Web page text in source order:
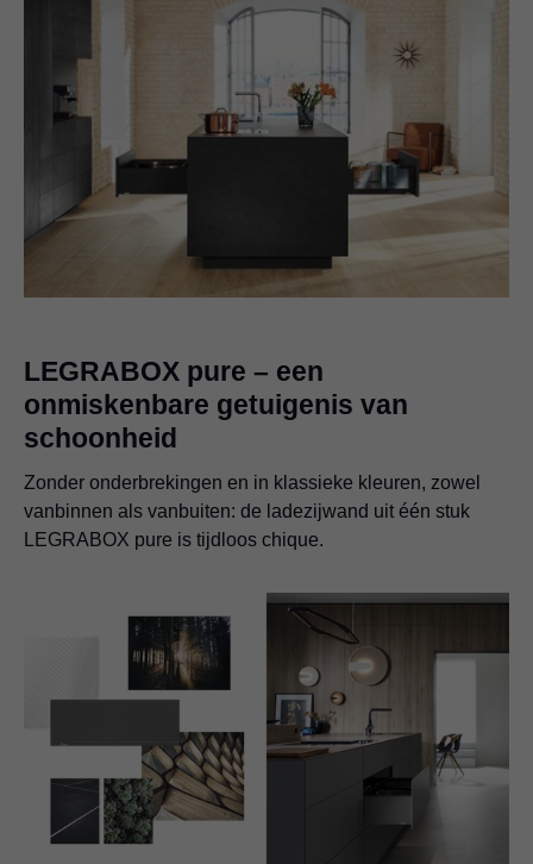
LEGRABOX pure – een
onmiskenbare getuigenis van
schoonheid
Zonder onderbrekingen en in klassieke kleuren, zowel
vanbinnen als vanbuiten: de ladezijwand uit één stuk
LEGRABOX pure is tijdloos chique.